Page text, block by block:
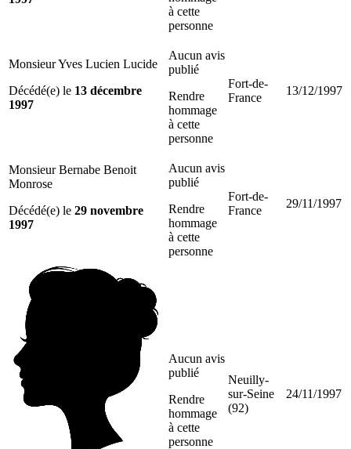
à cette
personne
Monsieur Yves Lucien Lucide
Décédé(e) le 13 décembre
1997
Aucun avis
publié
Rendre
hommage
à cette
personne
Fort-de-
France
13/12/1997
Monsieur Bernabe Benoit
Monrose
Décédé(e) le 29 novembre
1997
Aucun avis
publié
Rendre
hommage
à cette
personne
Fort-de-
France
29/11/1997
Aucun avis
publié
Rendre
hommage
à cette
personne
Neuilly-
sur-Seine
(92)
24/11/1997